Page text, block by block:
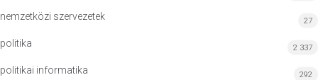
nemzetközi szervezetek 27
politika 2 337
politikai informatika 292